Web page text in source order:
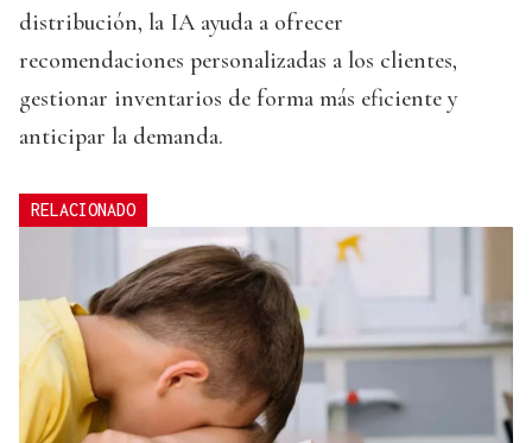
distribución, la IA ayuda a ofrecer
recomendaciones personalizadas a los clientes,
gestionar inventarios de forma más eficiente y
anticipar la demanda.
RELACIONADO